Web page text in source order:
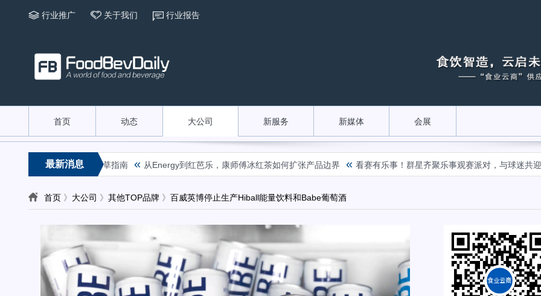
行业推广 关于我们 行业报告
首页 动态 大公司 新服务 新媒体 会展
最新消息
茶饮咖啡行业在地化种草指南 « 从Energy到红芭乐，康师傅冰红茶如何扩张产品边界 « 看赛有乐事！群星齐聚乐事观赛派对，与球迷共迎
首页 》 大公司 》 其他TOP品牌 》 百威英博停止生产Hiball能量饮料和Babe葡萄酒